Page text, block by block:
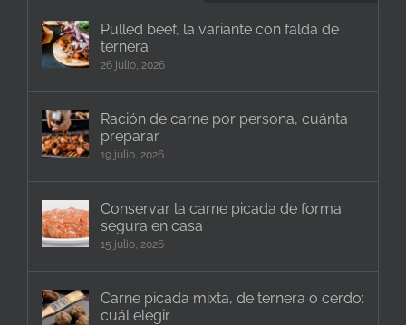
Pulled beef, la variante con falda de
ternera
26 julio, 2026
Ración de carne por persona, cuánta
preparar
19 julio, 2026
Conservar la carne picada de forma
segura en casa
15 julio, 2026
Carne picada mixta, de ternera o cerdo:
cuál elegir